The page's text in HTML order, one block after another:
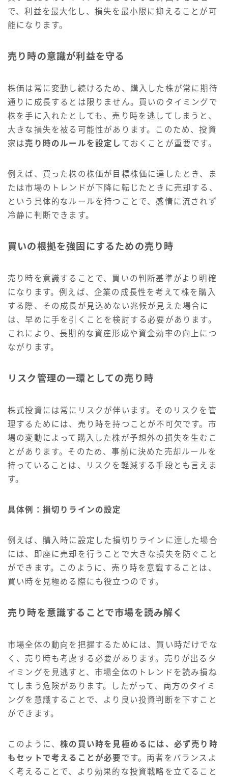
で、利益を最大化し、損失を最小限に抑えることが可
能になります。
売り時の意識が利益を守る
株価は常に変動し続けるため、購入した株が常に期待
通りに成長するとは限りません。買いのタイミングで
株を手に入れたとしても、売り時を逃してしまうと、
大きな損失を被る可能性があります。このため、投資
家は売り時のルールを設定し ておくことが重要です。
例えば、買った株の株価が目標株価に達したとき、ま
たは市場のトレンドが下降に転じたときに売却する、
という具体的なルールを持つことで、感情に流されず
冷静に判断できます。
買いの根拠を強固にするための売り時
売り時を意識することで、買いの判断基準がより明確
になります。例えば、企業の成長性を考えて株を購入
する際、その成長が見込めない兆候が見えた場合に
は、早めに手を引くことを検討する必要があります。
これにより、長期的な資産形成や資金効率の向上につ
ながります。
リスク管理の一環としての売り時
株式投資には常にリスクが伴います。そのリスクを管
理するためには、売り時を持つことが不可欠です。市
場の変動によって購入した株が予想外の損失を生むこ
とがあります。そのため、事前に決めた売却ルールを
持っていることは、リスクを軽減する手段とも言えま
す。
具体例：損切りラインの設定
例えば、購入時に設定した損切りラインに達した場合
には、即座に売却を行うことで大きな損失を防ぐこと
ができます。このように、売り時を意識することは、
買い時を見極める際にも役立つのです。
売り時を意識することで市場を読み解く
市場全体の動向を把握するためには、買い時だけでな
く、売り時も考慮する必要があります。売りが出るタ
イミングを見逃すと、市場全体のトレンドを読み損ね
てしまう危険があります。したがって、両方のタイミ
ングを意識することで、より良い投資判断を下すこと
ができます。
このように、株の買い時を見極めるには、必ず売り時
もセットで考えることが必要 です。両者をバランスよ
く考えることで、より効果的な投資戦略を立てること